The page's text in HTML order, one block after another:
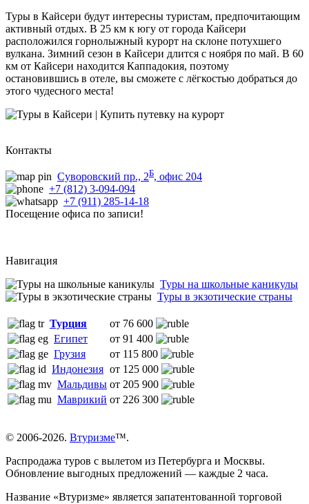
Туры в Кайсери будут интересны туристам, предпочитающим
активный отдых. В 25 км к югу от города Кайсери
расположился горнолыжный курорт на склоне потухшего
вулкана. Зимний сезон в Кайсери длится с ноября по май. В 60
км от Кайсери находится Каппадокия, поэтому
остановившись в отеле, вы сможете с лёгкостью добраться до
этого чудесного места!
Контакты
Суворовский пр., 2Б, офис 204
+7 (812) 3-094-094
+7 (911) 285-14-18
Посещение офиса по записи!
Навигация
Туры на школьные каникулы
Туры в экзотические страны
Турция
от 76 600
Египет
от 91 400
Грузия
от 115 800
Индонезия от 125 000
Мальдивы от 205 900
Маврикий от 226 300
© 2006-2026. Втуризме™.
Распродажа туров с вылетом из Петербурга и Москвы.
Обновление выгодных предложений — каждые 2 часа.
Название «Втуризме» является запатентованной торговой